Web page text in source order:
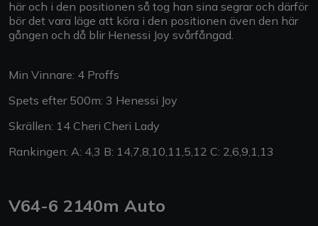
här och i den positionen så tog han sina segrar och därför
bör det vara läge att köra i den positionen även den här
gången och då blir Henessi Joy svårfångad.
Min Vinnare: 4 Proffs
Spets efter 500m: 3 Henessi Joy
Skrällen: 14 Cheri Cheri Lady
Rankingen: A: 4,3 B: 14,7,8,10,11,5,12 C: 2,6,9,1,13
V64-6 2140m Auto